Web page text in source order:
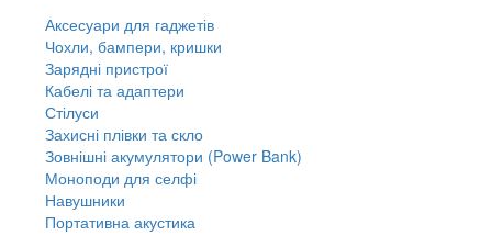
Аксесуари для гаджетів
Чохли, бампери, кришки
Зарядні пристрої
Кабелі та адаптери
Стілуси
Захисні плівки та скло
Зовнішні акумулятори (Power Bank)
Моноподи для селфі
Навушники
Портативна акустика